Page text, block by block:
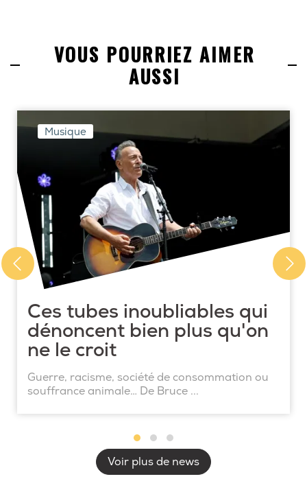
VOUS POURRIEZ AIMER
AUSSI
Musique
Ces tubes inoubliables qui
dénoncent bien plus qu'on
ne le croit
Guerre, racisme, société de consommation ou
souffrance animale… De Bruce ...
Voir plus de news